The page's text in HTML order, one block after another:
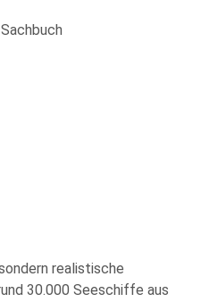
realistische
30.000 Seeschiffe aus